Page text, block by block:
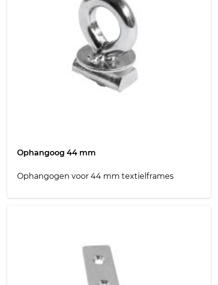
Ophangoog 44 mm
Ophangogen voor 44 mm textielframes